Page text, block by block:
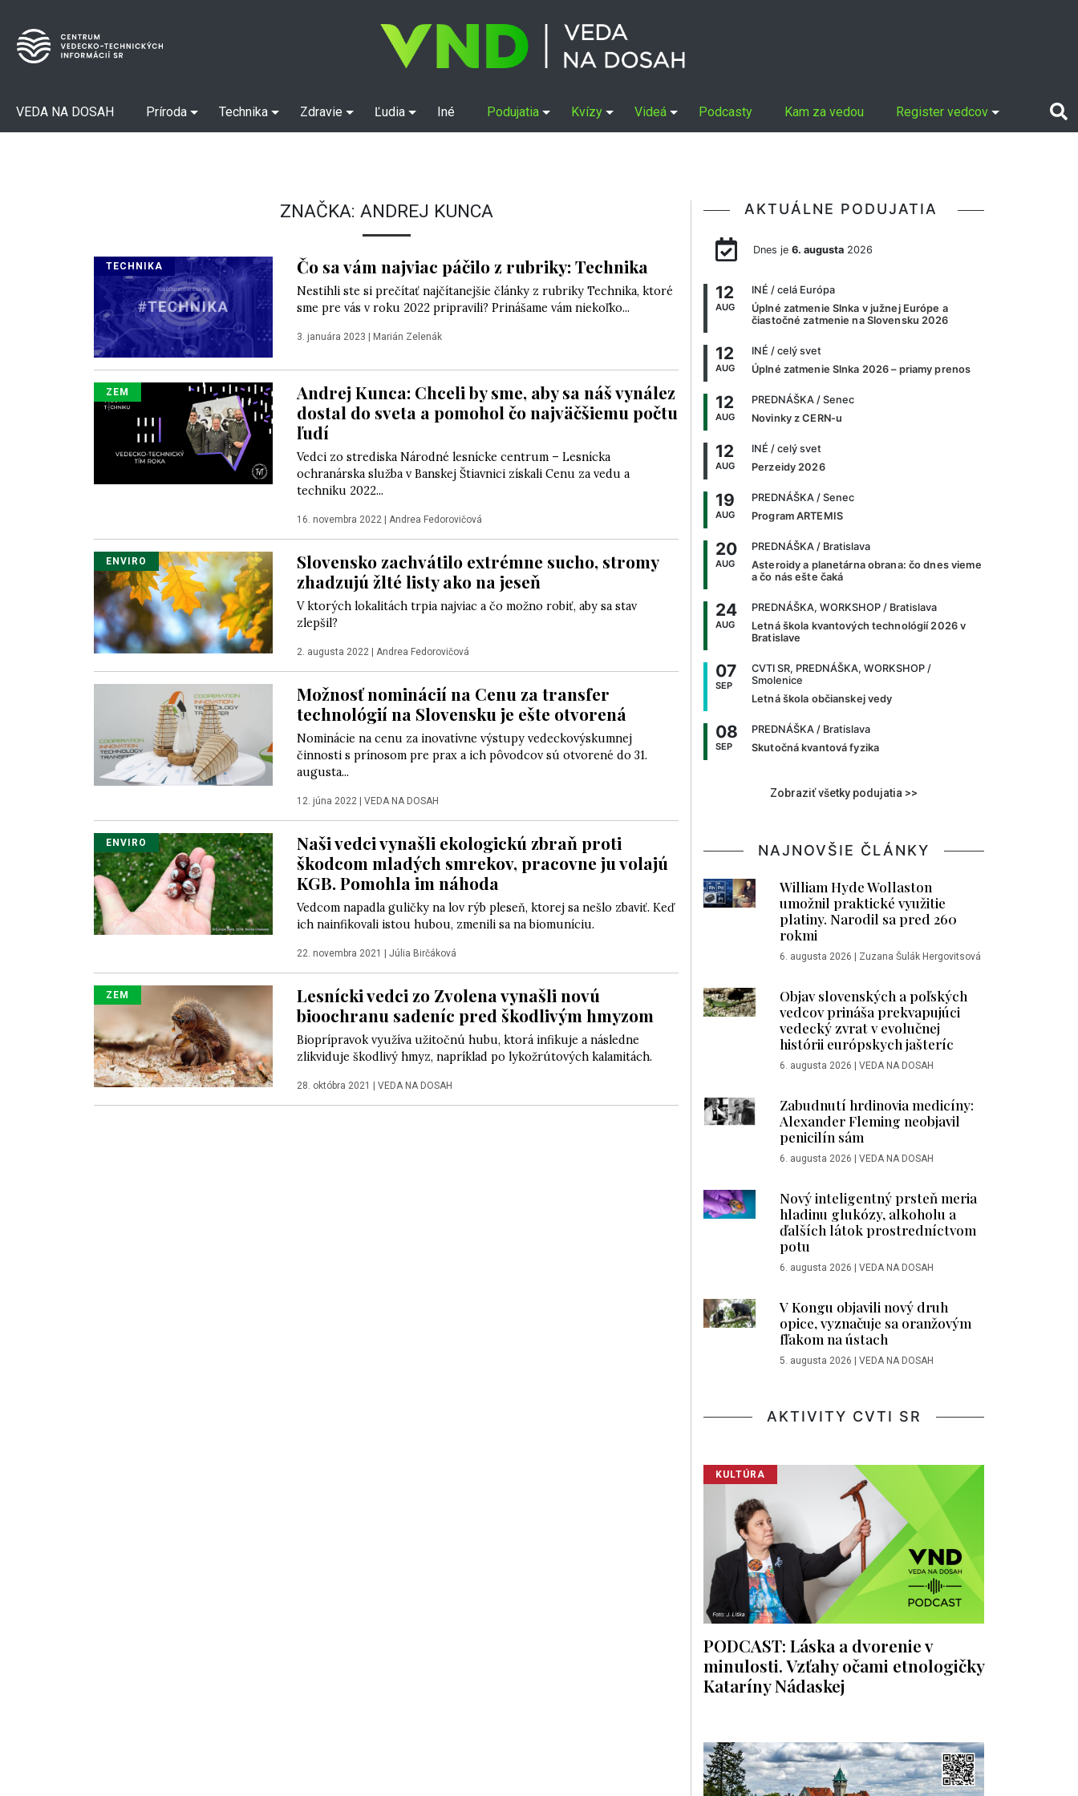
VEDA NA DOSAH Príroda Technika Zdravie Ľudia Iné Podujatia Kvízy Videá Podcasty Kam za vedou Register vedcov
ZNAČKA: ANDREJ KUNCA
TECHNIKA Čo sa vám najviac páčilo z rubriky: Technika
Nestihli ste si prečítať najčítanejšie články z rubriky Technika, ktoré
sme pre vás v roku 2022 pripravili? Prinášame vám niekoľko...
3. januára 2023 Marián Zelenák
ZEM
Andrej Kunca: Chceli by sme, aby sa náš vynález
dostal do sveta a pomohol čo najväčšiemu počtu
ľudí
Vedci zo strediska Národné lesnícke centrum – Lesnícka
ochranárska služba v Banskej Štiavnici získali Cenu za vedu a
techniku 2022...
16. novembra 2022 Andrea Fedorovičová
ENVIRO
Slovensko zachvátilo extrémne sucho, stromy
zhadzujú žlté listy ako na jeseň
V ktorých lokalitách trpia najviac a čo možno robiť, aby sa stav
zlepšil?
2. augusta 2022 Andrea Fedorovičová
Možnosť nominácií na Cenu za transfer
technológií na Slovensku je ešte otvorená
Nominácie na cenu za inovatívne výstupy vedeckovýskumnej
činnosti s prínosom pre prax a ich pôvodcov sú otvorené do 31.
augusta...
12. júna 2022 VEDA NA DOSAH
ENVIRO
Naši vedci vynašli ekologickú zbraň proti
škodcom mladých smrekov, pracovne ju volajú
KGB. Pomohla im náhoda
Vedcom napadla guličky na lov rýb pleseň, ktorej sa nešlo zbaviť. Keď
ich nainfikovali istou hubou, zmenili sa na biomuníciu.
22. novembra 2021 Júlia Birčáková
ZEM
Lesnícki vedci zo Zvolena vynašli novú
bioochranu sadeníc pred škodlivým hmyzom
Bioprípravok využíva užitočnú hubu, ktorá infikuje a následne
zlikviduje škodlivý hmyz, napríklad po lykožrútových kalamitách.
28. októbra 2021 VEDA NA DOSAH
AKTUÁLNE PODUJATIA
Dnes je 6. augusta2026
12
AUG
INÉ / celá Európa
Úplné zatmenie Slnka v južnej Európe a
čiastočné zatmenie na Slovensku 2026
12
AUG
INÉ / celý svet
Úplné zatmenie Slnka 2026 – priamy prenos
12
AUG
PREDNÁŠKA / Senec
Novinky z CERN-u
12
AUG
INÉ / celý svet
Perzeidy 2026
19
AUG
PREDNÁŠKA / Senec
Program ARTEMIS
20
AUG
PREDNÁŠKA / Bratislava
Asteroidy a planetárna obrana: čo dnes vieme
a čo nás ešte čaká
24
AUG
PREDNÁŠKA, WORKSHOP / Bratislava
Letná škola kvantových technológií 2026 v
Bratislave
07
SEP
CVTI SR, PREDNÁŠKA, WORKSHOP /
Smolenice
Letná škola občianskej vedy
08
SEP
PREDNÁŠKA / Bratislava
Skutočná kvantová fyzika
Zobraziť všetky podujatia >>
NAJNOVŠIE ČLÁNKY
William Hyde Wollaston
umožnil praktické využitie
platiny. Narodil sa pred 260
rokmi
6. augusta 2026 | Zuzana Šulák Hergovitsová
Objav slovenských a poľských
vedcov prináša prekvapujúci
vedecký zvrat v evolučnej
histórii európskych jašteríc
6. augusta 2026 | VEDA NA DOSAH
Zabudnutí hrdinovia medicíny:
Alexander Fleming neobjavil
penicilín sám
6. augusta 2026 | VEDA NA DOSAH
Nový inteligentný prsteň meria
hladinu glukózy, alkoholu a
ďalších látok prostredníctvom
potu
6. augusta 2026 | VEDA NA DOSAH
V Kongu objavili nový druh
opice, vyznačuje sa oranžovým
fľakom na ústach
5. augusta 2026 | VEDA NA DOSAH
AKTIVITY CVTI SR
KULTÚRA
PODCAST: Láska a dvorenie v
minulosti. Vzťahy očami etnologičky
Kataríny Nádaskej